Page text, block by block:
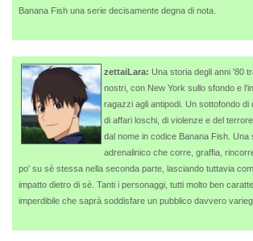
Banana Fish una serie decisamente degna di nota.
zettaiLara: Una storia degli anni '80
nostri, con New York sullo sfondo e
ragazzi agli antipodi. Un sottofondo di
di affari loschi, di violenze e del
dal nome in codice Banana Fish. Una
adrenalinico che corre, graffia,
po' su sè stessa nella seconda parte, lasciando tuttavia
impatto dietro di sè. Tanti i personaggi, tutti molto ben
imperdibile che saprà soddisfare un pubblico davvero